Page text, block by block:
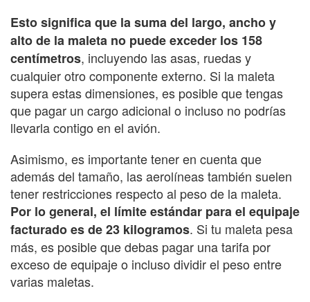
Esto significa que la suma del largo, ancho y
alto de la maleta no puede exceder los 158
centímetros, incluyendo las asas, ruedas y
cualquier otro componente externo. Si la maleta
supera estas dimensiones, es posible que tengas
que pagar un cargo adicional o incluso no podrías
llevarla contigo en el avión.
Asimismo, es importante tener en cuenta que
además del tamaño, las aerolíneas también suelen
tener restricciones respecto al peso de la maleta.
Por lo general, el límite estándar para el equipaje
facturado es de 23 kilogramos. Si tu maleta pesa
más, es posible que debas pagar una tarifa por
exceso de equipaje o incluso dividir el peso entre
varias maletas.